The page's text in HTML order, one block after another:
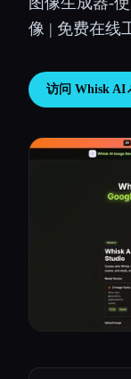
🎓 学生
像 | 免费在线
访问 Whisk AI